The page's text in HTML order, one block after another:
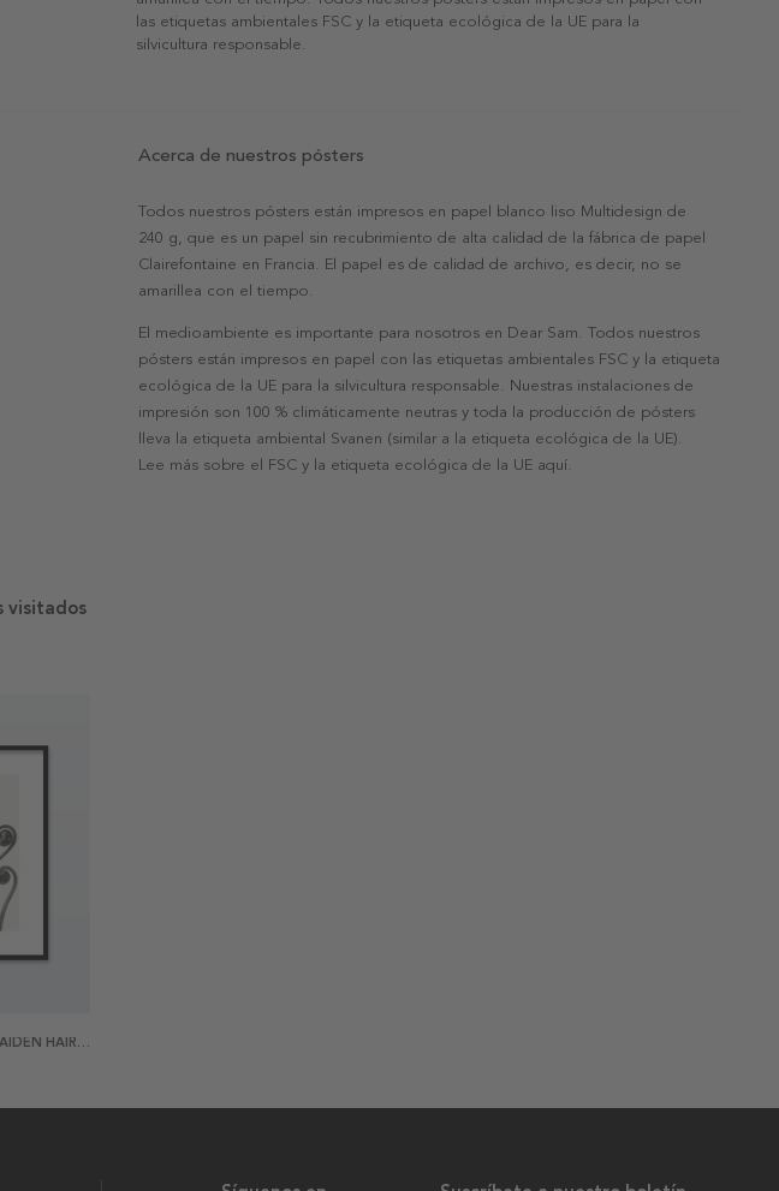
las etiquetas ambientales FSC y la etiqueta ecológica de la UE para la
silvicultura responsable.
Acerca de nuestros pósters
Todos nuestros pósters están impresos en papel blanco liso Multidesign de
240 g, que es un papel sin recubrimiento de alta calidad de la fábrica de papel
Clairefontaine en Francia. El papel es de calidad de archivo, es decir, no se
amarillea con el tiempo.
El medioambiente es importante para nosotros en Dear Sam. Todos nuestros
pósters están impresos en papel con las etiquetas ambientales FSC y la etiqueta
ecológica de la UE para la silvicultura responsable. Nuestras instalaciones de
impresión son 100 % climáticamente neutras y toda la producción de pósters
lleva la etiqueta ambiental Svanen (similar a la etiqueta ecológica de la UE).
Lee más sobre el FSC y la etiqueta ecológica de la UE aquí.
visitados
POSTER AMERICAN MAIDEN HAIR FERN BY KARL BLOSSFELDT